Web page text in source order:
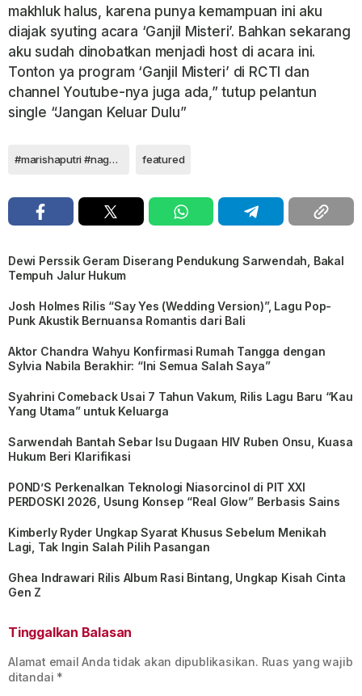
makhluk halus, karena punya kemampuan ini aku
diajak syuting acara ‘Ganjil Misteri’. Bahkan sekarang
aku sudah dinobatkan menjadi host di acara ini.
Tonton ya program ‘Ganjil Misteri’ di RCTI dan
channel Youtube-nya juga ada,” tutup pelantun
single “Jangan Keluar Dulu”
#marishaputri #nagaswara #rahayukertawiguna featured
Dewi Perssik Geram Diserang Pendukung Sarwendah, Bakal
Tempuh Jalur Hukum
Josh Holmes Rilis “Say Yes (Wedding Version)”, Lagu Pop-
Punk Akustik Bernuansa Romantis dari Bali
Aktor Chandra Wahyu Konfirmasi Rumah Tangga dengan
Sylvia Nabila Berakhir: “Ini Semua Salah Saya”
Syahrini Comeback Usai 7 Tahun Vakum, Rilis Lagu Baru “Kau
Yang Utama” untuk Keluarga
Sarwendah Bantah Sebar Isu Dugaan HIV Ruben Onsu, Kuasa
Hukum Beri Klarifikasi
POND’S Perkenalkan Teknologi Niasorcinol di PIT XXI
PERDOSKI 2026, Usung Konsep “Real Glow” Berbasis Sains
Kimberly Ryder Ungkap Syarat Khusus Sebelum Menikah
Lagi, Tak Ingin Salah Pilih Pasangan
Ghea Indrawari Rilis Album Rasi Bintang, Ungkap Kisah Cinta
Gen Z
Tinggalkan Balasan
Alamat email Anda tidak akan dipublikasikan. Ruas yang wajib
ditandai *